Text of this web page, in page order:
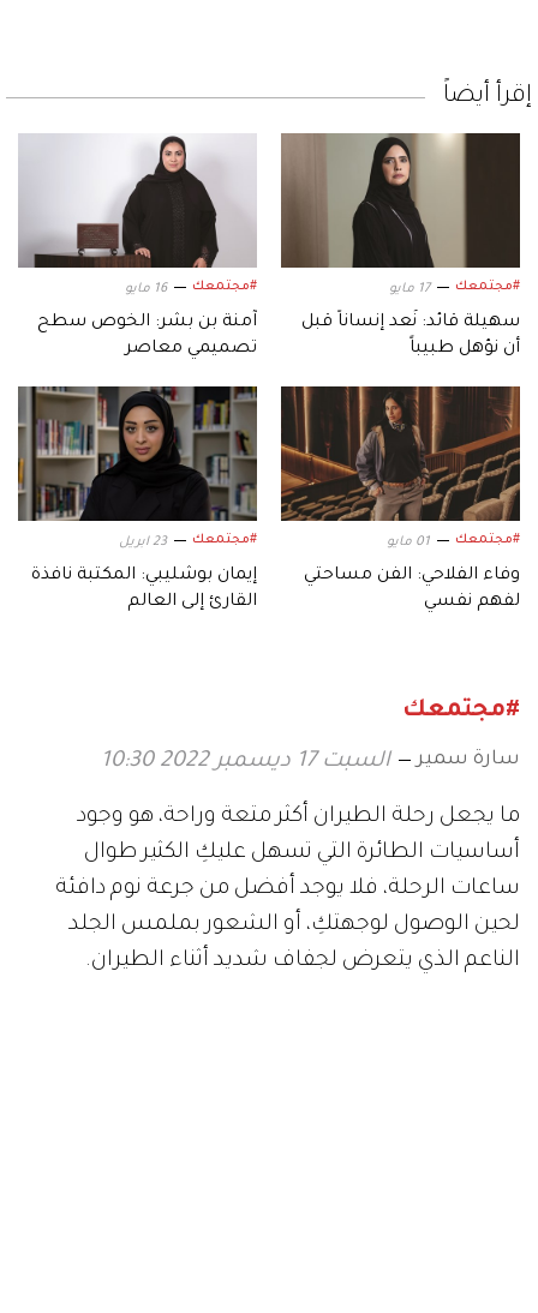
إقرأ أيضاً
#مجتمعك 17 مايو
سهيلة قائد: نُعد إنساناً قبل
أن نؤهل طبيباً
#مجتمعك 16 مايو
آمنة بن بشر: الخوص سطح
تصميمي معاصر
#مجتمعك 01 مايو
وفاء الفلاحي: الفن مساحتي
لفهم نفسي
#مجتمعك 23 ابريل
إيمان بوشليبي: المكتبة نافذة
القارئ إلى العالم
#مجتمعك
سارة سمير السبت 17 ديسمبر 2022 10:30
ما يجعل رحلة الطيران أكثر متعة وراحة، هو وجود
أساسيات الطائرة التي تسهل عليكِ الكثير طوال
ساعات الرحلة، فلا يوجد أفضل من جرعة نوم دافئة
لحين الوصول لوجهتكِ، أو الشعور بملمس الجلد
الناعم الذي يتعرض لجفاف شديد أثناء الطيران.